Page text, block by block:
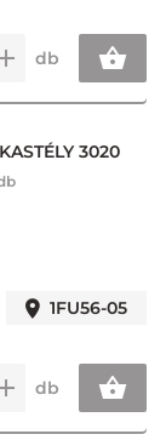
db
3020
1FU56-05
db